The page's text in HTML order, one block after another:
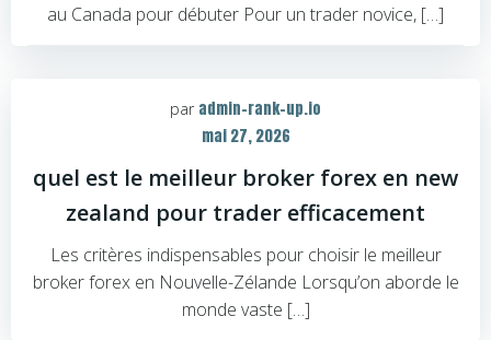
au Canada pour débuter Pour un trader novice, […]
par admin-rank-up.io
mai 27, 2026
quel est le meilleur broker forex en new
zealand pour trader efficacement
Les critères indispensables pour choisir le meilleur
broker forex en Nouvelle-Zélande Lorsqu’on aborde le
monde vaste […]